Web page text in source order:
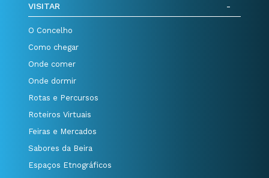
VISITAR
O Concelho
Como chegar
Onde comer
Onde dormir
Rotas e Percursos
Roteiros Virtuais
Feiras e Mercados
Sabores da Beira
Espaços Etnográficos